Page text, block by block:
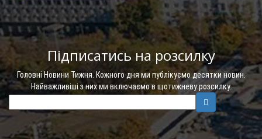
Підписатись на розсилку
Головні Новини Тижня. Кожного дня ми публікуємо десятки новин.
Найважливіші з них ми включаємо в щотижневу розсилку.